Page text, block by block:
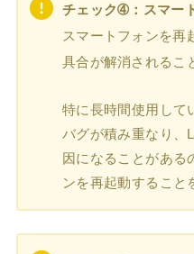
チェック➃：スマー
スマートフォンを再
具合が解消されるこ
特に長時間使用して
バグが積み重なり、
因になることがある
ンを再起動すること